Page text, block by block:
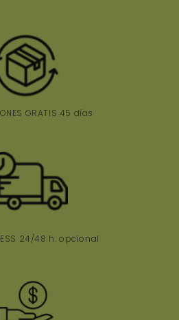
GRATIS 45 días
24/48 h. opcional